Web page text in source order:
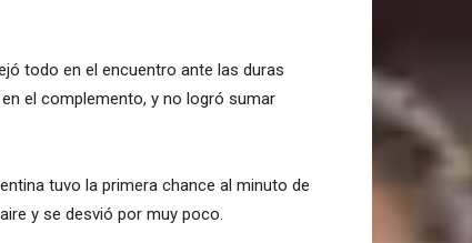
todo en el encuentro ante las duras
el complemento, y no logró sumar
tuvo la primera chance al minuto de
y se desvió por muy poco.